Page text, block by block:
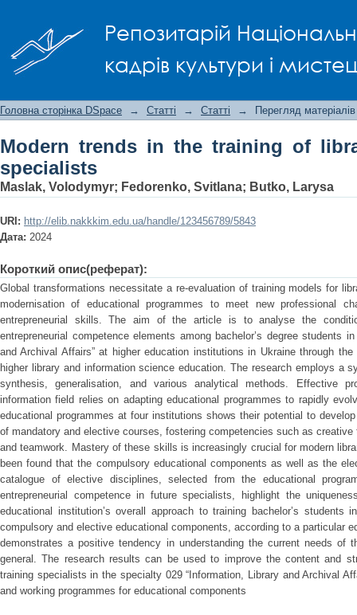
Репозитарій
кадрів культури і
Головна сторінка DSpace → Статті → Статті → Перегляд матеріалів
Modern trends in the training of
specialists
Maslak, Volodymyr; Fedorenko, Svitlana; Butko, Larysa
URI: http://elib.nakkkim.edu.ua/handle/123456789/5843
Дата: 2024
Короткий опис(реферат):
Global transformations necessitate a re-evaluation of training models for
modernisation of educational programmes to meet new professional
entrepreneurial skills. The aim of the article is to analyse the
entrepreneurial competence elements among bachelor’s degree students
and Archival Affairs” at higher education institutions in Ukraine through
higher library and information science education. The research employs a
synthesis, generalisation, and various analytical methods. Effective
information field relies on adapting educational programmes to rapidly
educational programmes at four institutions shows their potential to
of mandatory and elective courses, fostering competencies such as
and teamwork. Mastery of these skills is increasingly crucial for modern
been found that the compulsory educational components as well as the
catalogue of elective disciplines, selected from the educational
entrepreneurial competence in future specialists, highlight the
educational institution’s overall approach to training bachelor’s
compulsory and elective educational components, according to a particular
demonstrates a positive tendency in understanding the current needs of
general. The research results can be used to improve the content and
training specialists in the specialty 029 “Information, Library and Archival
and working programmes for educational components